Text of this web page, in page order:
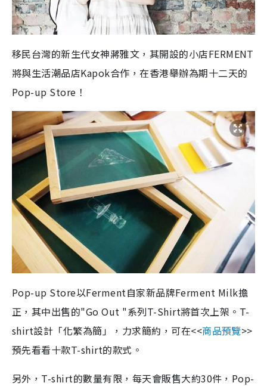
移民台灣的新生代女神蔣雅文，其開設的小店FERMENT
將與生活潮品店Kapok合作，在香港舉辦為期十二天的
Pop-up Store！
Pop-up Store以Ferment自家新品牌Ferment Milk擔
正，其中出售的"Go Out "系列T-Shirt將首次上架。T-
shirt設計「化繁為簡」，力求簡約，可在<<商品預覽>>
預先看看十款T-shirt的款式。
另外，T-shirt的數量有限，每天會販售大約30件，Pop-